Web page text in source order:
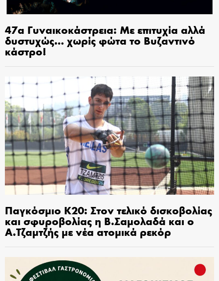
47α Γυναικοκάστρεια: Με επιτυχία αλλά
δυστυχώς… χωρίς φώτα το Βυζαντινό
κάστρο!
Παγκόσμιο Κ20: Στον τελικό δισκοβολίας
και σφυροβολίας η Β.Σαμολαδά και ο
Α.Τζαμτζής με νέα ατομικά ρεκόρ